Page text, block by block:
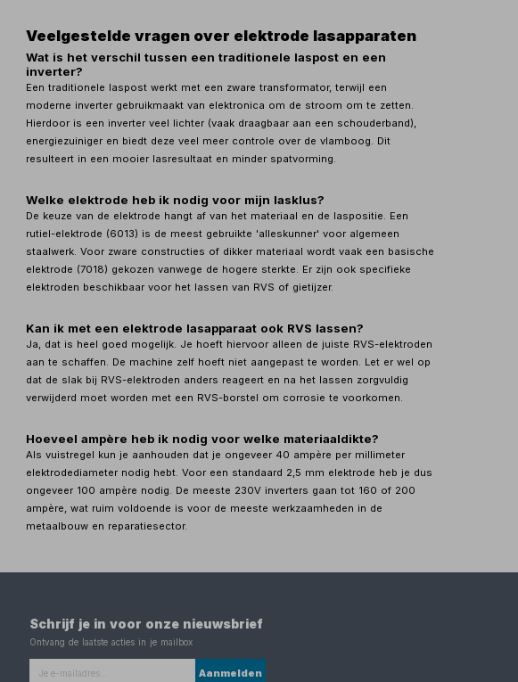
Veelgestelde vragen over elektrode lasapparaten
Wat is het verschil tussen een traditionele laspost en een
inverter?
Een traditionele laspost werkt met een zware transformator, terwijl een
moderne inverter gebruikmaakt van elektronica om de stroom om te zetten.
Hierdoor is een inverter veel lichter (vaak draagbaar aan een schouderband),
energiezuiniger en biedt deze veel meer controle over de vlamboog. Dit
resulteert in een mooier lasresultaat en minder spatvorming.
Welke elektrode heb ik nodig voor mijn lasklus?
De keuze van de elektrode hangt af van het materiaal en de laspositie. Een
rutiel-elektrode (6013) is de meest gebruikte 'alleskunner' voor algemeen
staalwerk. Voor zware constructies of dikker materiaal wordt vaak een basische
elektrode (7018) gekozen vanwege de hogere sterkte. Er zijn ook specifieke
elektroden beschikbaar voor het lassen van RVS of gietijzer.
Kan ik met een elektrode lasapparaat ook RVS lassen?
Ja, dat is heel goed mogelijk. Je hoeft hiervoor alleen de juiste RVS-elektroden
aan te schaffen. De machine zelf hoeft niet aangepast te worden. Let er wel op
dat de slak bij RVS-elektroden anders reageert en na het lassen zorgvuldig
verwijderd moet worden met een RVS-borstel om corrosie te voorkomen.
Hoeveel ampère heb ik nodig voor welke materiaaldikte?
Als vuistregel kun je aanhouden dat je ongeveer 40 ampère per millimeter
elektrodediameter nodig hebt. Voor een standaard 2,5 mm elektrode heb je dus
ongeveer 100 ampère nodig. De meeste 230V inverters gaan tot 160 of 200
ampère, wat ruim voldoende is voor de meeste werkzaamheden in de
metaalbouw en reparatiesector.
Schrijf je in voor onze nieuwsbrief
Ontvang de laatste acties in je mailbox
Aanmelden